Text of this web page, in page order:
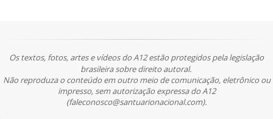
Os textos, fotos, artes e vídeos do A12 estão protegidos pela legislação
brasileira sobre direito autoral.
Não reproduza o conteúdo em outro meio de comunicação, eletrônico ou
impresso, sem autorização expressa do A12
(faleconosco@santuarionacional.com).